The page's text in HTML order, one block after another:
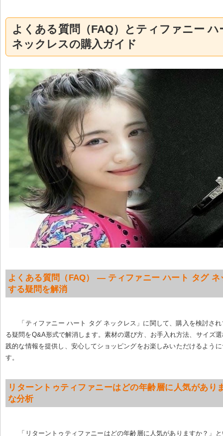
よくある質問（FAQ）とティファニー ハ
ネックレスの購入ガイド
よくある質問（FAQ） — ティファニー ハート タグ ネ
する疑問を解消
「ティファニー ハート タグ ネックレス」に関して、購入を検討さ
る疑問をQ&A形式で解消します。素材の選び方、お手入れ方法、サイズ
践的な情報を提供し、安心してショッピングをお楽しみいただけるよう
す。
リターントゥティファニーはどの年齢層に人気があり
な分析
「リターントゥティファニーはどの年齢層に人気がありますか？」